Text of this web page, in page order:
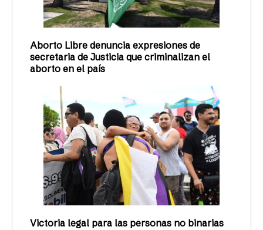
Aborto Libre denuncia expresiones de
secretaria de Justicia que criminalizan el
aborto en el país
Victoria legal para las personas no binarias